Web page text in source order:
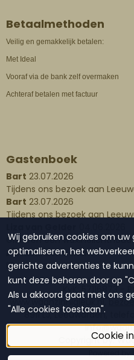
Betaalmethoden
Veilig en gemakkelijk betalen:
Met Ideal
Vooraf via de bank zelf overmaken
Achteraf betalen met factuur
Gastenboek
Bart 23.07.2026
Tijdens ons bezoek aan
Bart 23.07.2026
Tijdens ons bezoek aan
Gisteren een
Plaats een bericht
Lees alle berichten
KvK: 57116873 -
www.waanzinnigleuk.nl,
8911 LJ, Leeuwarden,
Copyright by:
Powered by
Wij gebruiken cookies om uw
optimaliseren, het
gerichte advertenties te
kunt deze beheren door op
Als u akkoord gaat met ons
"Alle cookies toestaan".
Cookie